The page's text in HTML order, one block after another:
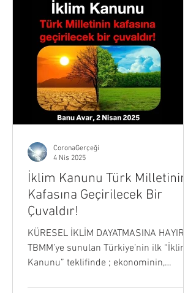
İklim Kanunu Türk Milletinin
Kafasına Geçirilecek Bir
Çuvaldır!
KÜRESEL İKLİM DAYATMASINA HAYIR!
TBMM’ye sunulan Türkiye’nin ilk “İklim
Kanunu” teklifinde ; ekonominin,
CoronaGerçeği
4 Nis 2025